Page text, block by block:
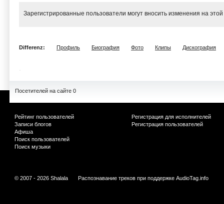
Зарегистрированные пользователи могут вносить изменения на
Differenz: Профиль Биография Фото Клипы Дискография
Посетителей на сайте 0
Рейтинг пользователей
Записи блогов
Афиша
Поиск пользователей
Поиск музыки
Регистрация для исполнителей
Регистрация пользователей
© 2007 - 2026 Shalala Распознавание треков при поддержке AudioTag.info